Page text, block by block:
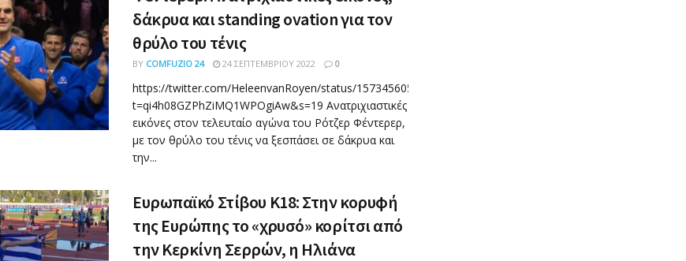
δάκρυα και standing ovation για τον
θρύλο του τένις
BY COMFUZIO 24 24 ΣΕΠΤΕΜΒΡΊΟΥ 2022 0
https://twitter.com/HeleenvanRoyen/status/1573456056046522369?
t=qi4h08GZPhZiMQ1WPOgiAw&s=19 Ανατριχιαστικές
εικόνες στον τελευταίο αγώνα του Ρότζερ Φέντερερ,
με τον θρύλο του τένις να ξεσπάσει σε δάκρυα και
την...
Ευρωπαϊκό Στίβου Κ18: Στην κορυφή
της Ευρώπης το «χρυσό» κορίτσι από
την Κερκίνη Σερρών, η Ηλιάνα